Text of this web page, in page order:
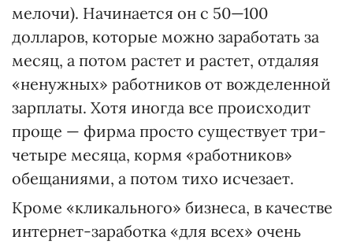
мелочи). Начинается он с 50—100
долларов, которые можно заработать за
месяц, а потом растет и растет, отдаляя
«ненужных» работников от вожделенной
зарплаты. Хотя иногда все происходит
проще — фирма просто существует три-
четыре месяца, кормя «работников»
обещаниями, а потом тихо исчезает.
Кроме «кликального» бизнеса, в качестве
интернет-заработка «для всех» очень